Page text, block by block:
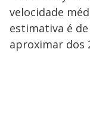
velocidade
estimativa é
aproximar dos